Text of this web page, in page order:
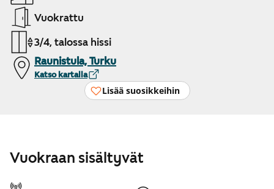
Vuokrattu
3/4, talossa hissi
Raunistula, Turku
Katso kartalla
Lisää suosikkeihin
Vuokraan sisältyvät